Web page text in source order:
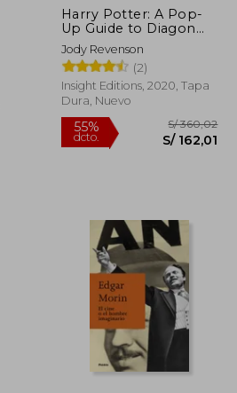
Harry Potter: A Pop-
Up Guide to Diagon
Alley and Beyond (en
Inglés)
Jody Revenson
(2)
Insight Editions, 2020, Tapa
Dura, Nuevo
55%
dcto.